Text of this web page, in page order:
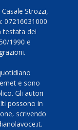
Strozzi,
07216031000
testata dei
1990 e
e sono
Gli autori
possono in
scrivendo